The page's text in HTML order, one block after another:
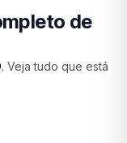
de
. Veja tudo que está